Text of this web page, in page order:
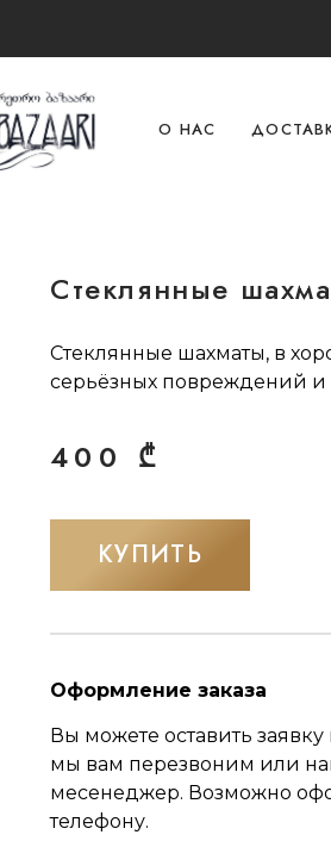
О НАС
Стеклянные
Стеклянные шахматы, в
серьёзных повреждений и
400 ₾
КУПИТЬ
Оформление заказа
Вы можете оставить заявку
мы вам перезвоним или
месенеджер. Возможно
телефону.